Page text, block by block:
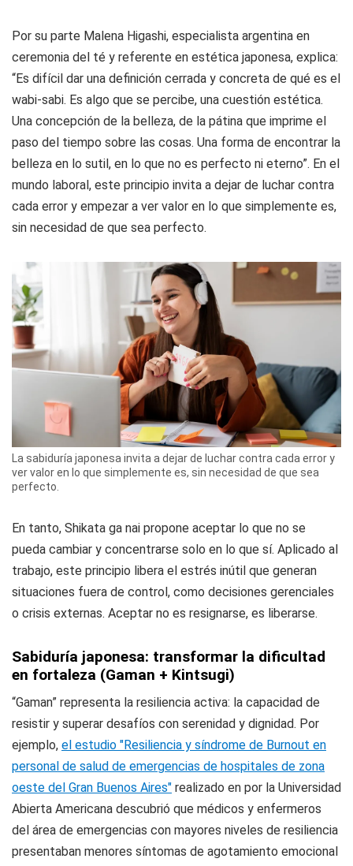
Por su parte Malena Higashi, especialista argentina en
ceremonia del té y referente en estética japonesa, explica:
“Es difícil dar una definición cerrada y concreta de qué es el
wabi-sabi. Es algo que se percibe, una cuestión estética.
Una concepción de la belleza, de la pátina que imprime el
paso del tiempo sobre las cosas. Una forma de encontrar la
belleza en lo sutil, en lo que no es perfecto ni eterno”. En el
mundo laboral, este principio invita a dejar de luchar contra
cada error y empezar a ver valor en lo que simplemente es,
sin necesidad de que sea perfecto.
La sabiduría japonesa invita a dejar de luchar contra cada error y
ver valor en lo que simplemente es, sin necesidad de que sea
perfecto.
En tanto, Shikata ga nai propone aceptar lo que no se
pueda cambiar y concentrarse solo en lo que sí. Aplicado al
trabajo, este principio libera el estrés inútil que generan
situaciones fuera de control, como decisiones gerenciales
o crisis externas. Aceptar no es resignarse, es liberarse.
Sabiduría japonesa: transformar la dificultad
en fortaleza (Gaman + Kintsugi)
“Gaman” representa la resiliencia activa: la capacidad de
resistir y superar desafíos con serenidad y dignidad. Por
ejemplo, el estudio "Resiliencia y síndrome de Burnout en
personal de salud de emergencias de hospitales de zona
oeste del Gran Buenos Aires" realizado en por la Universidad
Abierta Americana descubrió que médicos y enfermeros
del área de emergencias con mayores niveles de resiliencia
presentaban menores síntomas de agotamiento emocional